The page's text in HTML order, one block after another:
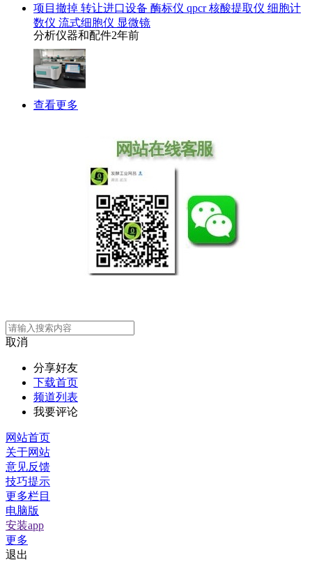
项目撤掉 转让进口设备 酶标仪 qpcr 核酸提取仪 细胞计
数仪 流式细胞仪 显微镜
分析仪器和配件2年前
查看更多
取消
分享好友
下载首页
频道列表
我要评论
网站首页
关于网站
意见反馈
技巧提示
更多栏目
电脑版
安装app
更多
退出